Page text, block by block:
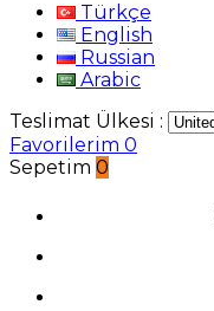
Türkçe
English
Russian
Arabic
Teslimat Ülkesi :
Favorilerim 0
Sepetim 0